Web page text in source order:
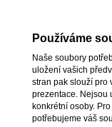
Používáme
Naše soubory
uložení vašich
stran pak slouží pro
prezentace. Nejsou
konkrétní osoby.
potřebujeme váš